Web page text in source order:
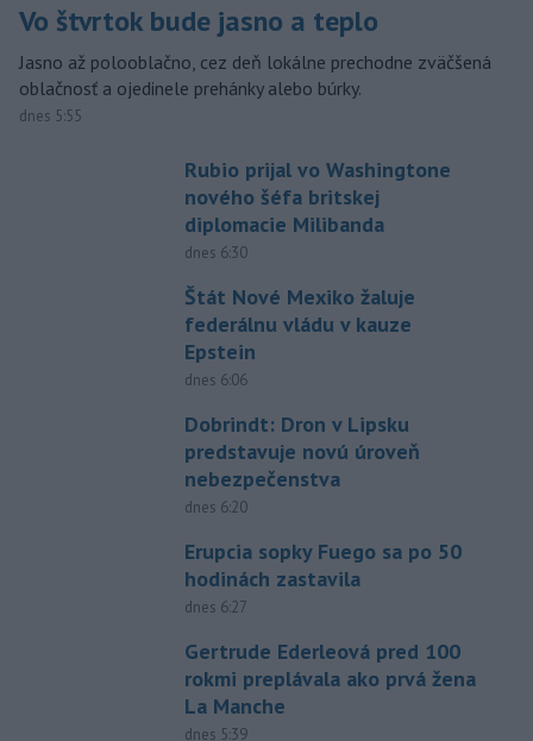
Vo štvrtok bude jasno a teplo
Jasno až polooblačno, cez deň lokálne prechodne zväčšená
oblačnosť a ojedinele prehánky alebo búrky.
dnes 5:55
Rubio prijal vo Washingtone
nového šéfa britskej
diplomacie Milibanda
dnes 6:30
Štát Nové Mexiko žaluje
federálnu vládu v kauze
Epstein
dnes 6:06
Dobrindt: Dron v Lipsku
predstavuje novú úroveň
nebezpečenstva
dnes 6:20
Erupcia sopky Fuego sa po 50
hodinách zastavila
dnes 6:27
Gertrude Ederleová pred 100
rokmi preplávala ako prvá žena
La Manche
dnes 5:39